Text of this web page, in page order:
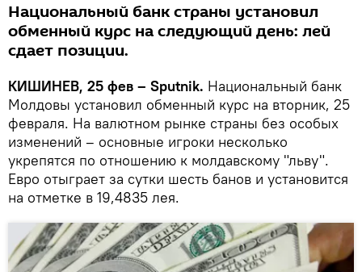
Национальный банк страны установил
обменный курс на следующий день: лей
сдает позиции.
КИШИНЕВ, 25 фев – Sputnik. Национальный банк
Молдовы установил обменный курс на вторник, 25
февраля. На валютном рынке страны без особых
изменений – основные игроки несколько
укрепятся по отношению к молдавскому "льву".
Евро отыграет за сутки шесть банов и установится
на отметке в 19,4835 лея.